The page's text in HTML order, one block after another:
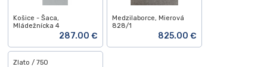
Košice - Šaca,
Mládežnícka 4
287.00 €
Medzilaborce, Mierová
828/1
825.00 €
Zlato / 750